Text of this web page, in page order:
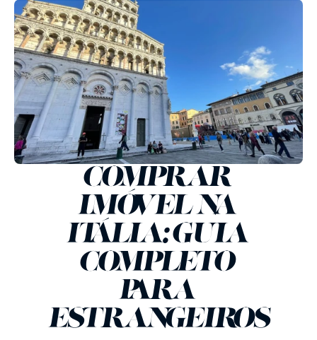
COMPRAR
IMÓVEL NA
ITÁLIA: GUIA
COMPLETO
PARA
ESTRANGEIROS